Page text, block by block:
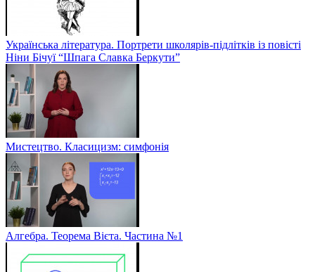
Українська література. Портрети школярів-підлітків із повісті
Ніни Бічуї “Шпага Славка Беркути”
Мистецтво. Класицизм: симфонія
Алгебра. Теорема Вієта. Частина №1